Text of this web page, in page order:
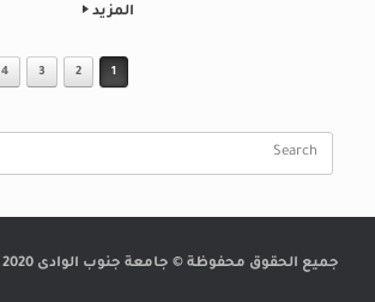
المزيد
1
2
3
4
Search
جميع الحقوق محفوظة © جامعة جنوب الوادى 2020